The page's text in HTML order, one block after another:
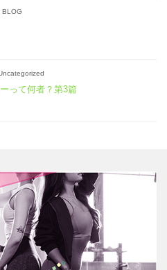
BLOG
って何者？第3篇